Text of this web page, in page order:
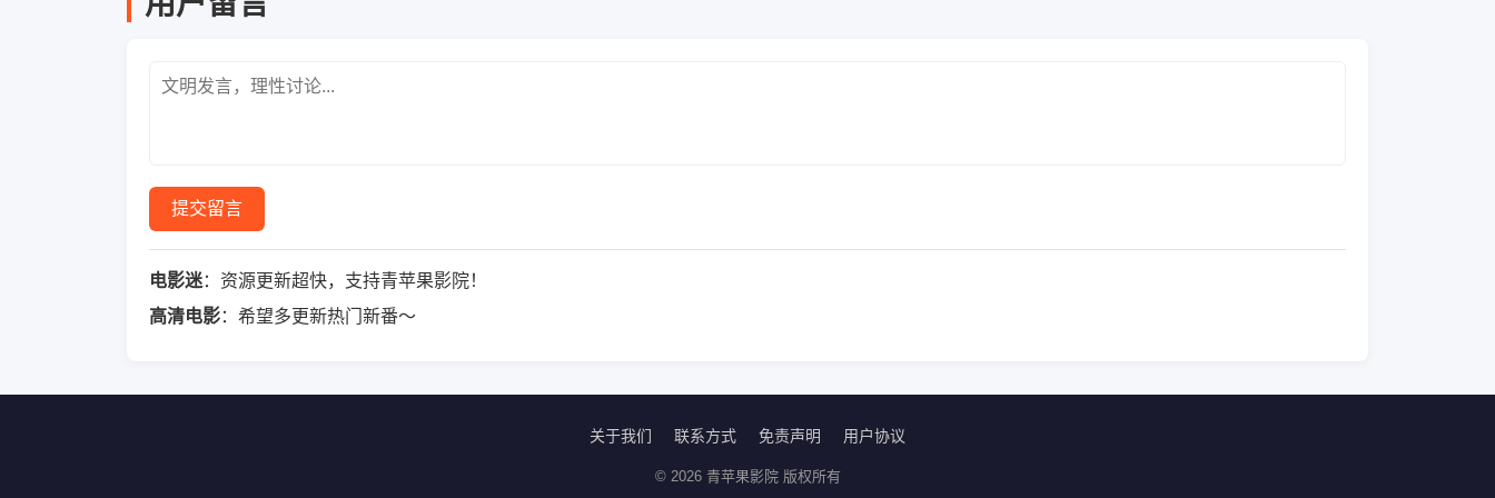
提交留言
电影迷：资源更新超快，支持青苹果影院！
高清电影：希望多更新热门新番～
关于我们 联系方式 免责声明 用户协议
© 2026 青苹果影院 版权所有